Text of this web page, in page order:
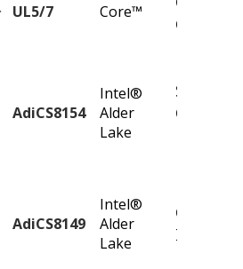
UL5/7
Core™
Core™
AdiCS8154
Intel®
Alder
Lake
Semi-
AdiCS8149
Intel®
Alder
Lake
IoTG